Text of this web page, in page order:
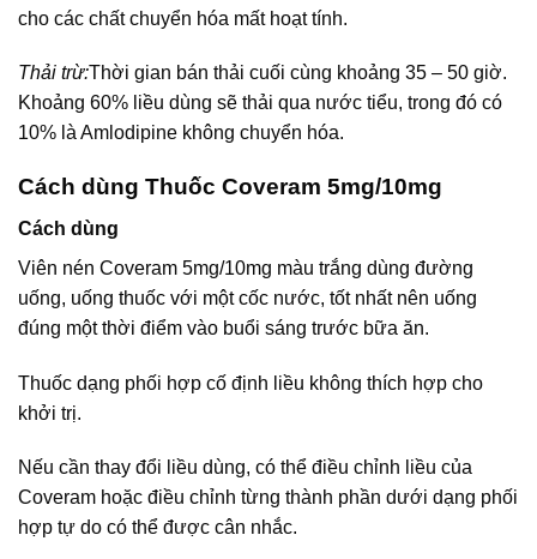
cho các chất chuyển hóa mất hoạt tính.
Thải trừ:Thời gian bán thải cuối cùng khoảng 35 – 50 giờ.
Khoảng 60% liều dùng sẽ thải qua nước tiểu, trong đó có
10% là Amlodipine không chuyển hóa.
Cách dùng Thuốc Coveram 5mg/10mg
Cách dùng
Viên nén Coveram 5mg/10mg màu trắng dùng đường
uống, uống thuốc với một cốc nước, tốt nhất nên uống
đúng một thời điểm vào buổi sáng trước bữa ăn.
Thuốc dạng phối hợp cố định liều không thích hợp cho
khởi trị.
Nếu cần thay đổi liều dùng, có thể điều chỉnh liều của
Coveram hoặc điều chỉnh từng thành phần dưới dạng phối
hợp tự do có thể được cân nhắc.